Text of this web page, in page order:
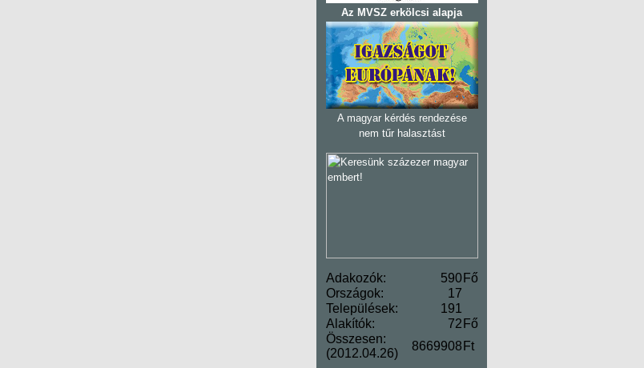
Az MVSZ erkölcsi alapja
A magyar kérdés rendezése
nem tűr halasztást
Adakozók: 590 Fő
Országok:
17
Települések:
191
Alakítók:
72 Fő
Összesen:
(2012.04.26)
8669908 Ft